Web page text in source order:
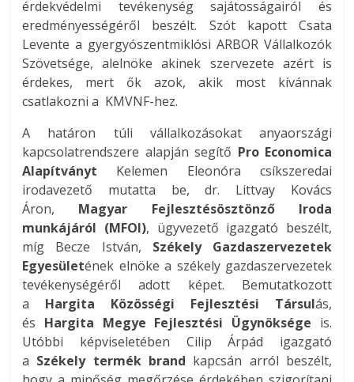
érdekvédelmi tevékenység sajátosságairól és
eredményességéről beszélt. Szót kapott Csata
Levente a gyergyószentmiklósi ARBOR Vállalkozók
Szövetsége, alelnöke akinek szervezete azért is
érdekes, mert ők azok, akik most kívánnak
csatlakozni a KMVNF-hez.
A határon túli vállalkozásokat anyaországi
kapcsolatrendszere alapján segítő Pro Economica
Alapítványt Kelemen Eleonóra csíkszeredai
irodavezető mutatta be, dr. Littvay Kovács
Áron, Magyar Fejlesztésösztönző Iroda
munkájáról (MFOI), ügyvezető igazgató beszélt,
míg Becze István, Székely Gazdaszervezetek
Egyesületének elnöke a székely gazdaszervezetek
tevékenységéről adott képet. Bemutatkozott
a Hargita Közösségi Fejlesztési Társulás,
és Hargita Megye Fejlesztési Ügynöksége is.
Utóbbi képviseletében Cilip Árpád igazgató
a Székely termék brand kapcsán arról beszélt,